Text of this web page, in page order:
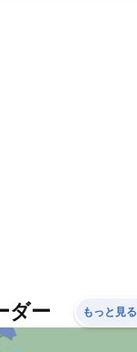
ダー もっと見る